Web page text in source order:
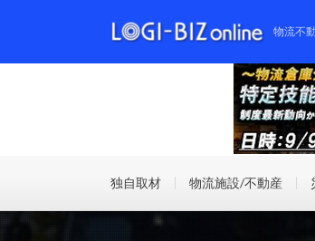
物流不
独自取材 物流施設/不動産